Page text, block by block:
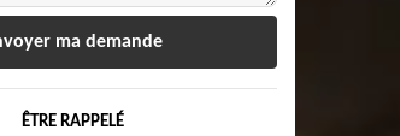
ÊTRE RAPPELÉ